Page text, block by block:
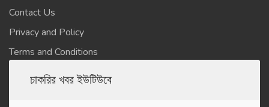
Contact Us
Privacy and Policy
Terms and Conditions
চাকরির খবর ইউটিউবে